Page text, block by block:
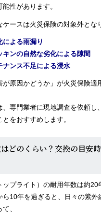
性があります。
ースは火災保険の対象外とな
による雨漏り
キンの自然な劣化による隙間
ナンス不足による浸水
原因かどうか」が火災保険適
、専門業者に現地調査を依頼し
をおすすめします。
どのくらい？交換の目安
プライト）の耐用年数は約20
ら10年を過ぎると、日々の紫外
、